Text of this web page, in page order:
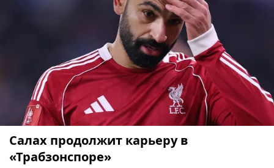
Салах продолжит карьеру в
«Трабзонспоре»